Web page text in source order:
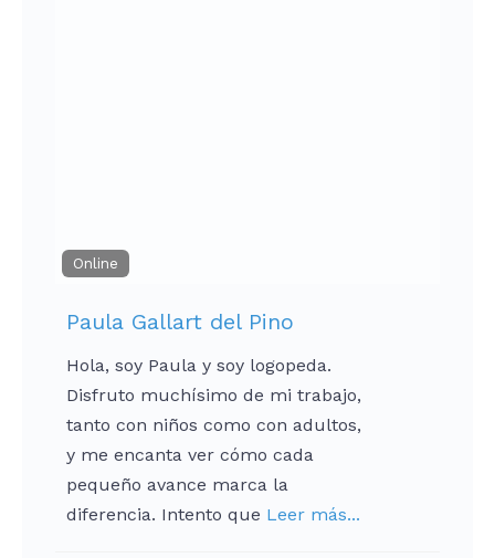
Online
Paula Gallart del Pino
Hola, soy Paula y soy logopeda.
Disfruto muchísimo de mi trabajo,
tanto con niños como con adultos,
y me encanta ver cómo cada
pequeño avance marca la
diferencia. Intento que Leer más...